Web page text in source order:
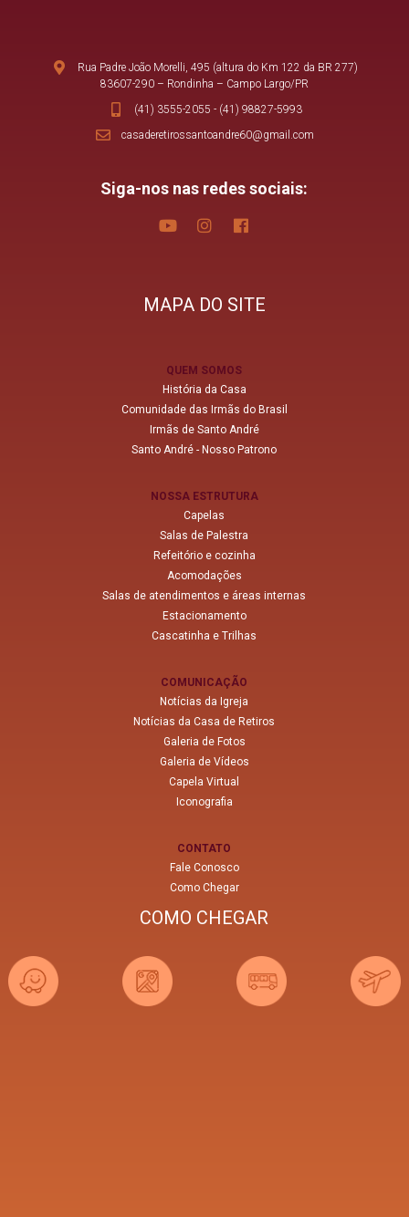
Rua Padre João Morelli, 495 (altura do Km 122 da BR 277)
83607-290 – Rondinha – Campo Largo/PR
(41) 3555-2055 - (41) 98827-5993
casaderetirossantoandre60@gmail.com
Siga-nos nas redes sociais:
MAPA DO SITE
QUEM SOMOS
História da Casa
Comunidade das Irmãs do Brasil
Irmãs de Santo André
Santo André - Nosso Patrono
NOSSA ESTRUTURA
Capelas
Salas de Palestra
Refeitório e cozinha
Acomodações
Salas de atendimentos e áreas internas
Estacionamento
Cascatinha e Trilhas
COMUNICAÇÃO
Notícias da Igreja
Notícias da Casa de Retiros
Galeria de Fotos
Galeria de Vídeos
Capela Virtual
Iconografia
CONTATO
Fale Conosco
Como Chegar
COMO CHEGAR